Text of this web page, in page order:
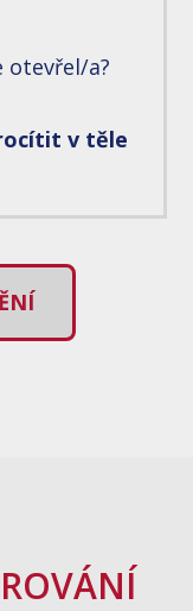
otevřel/a?
v těle